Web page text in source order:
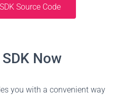
Source Code
Now
you with a convenient way